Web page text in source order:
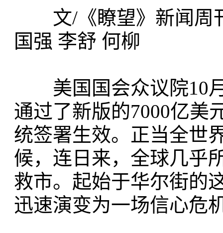
文/《瞭望》新闻周
国强 李舒 何柳
美国国会众议院10月
通过了新版的7000亿美
统签署生效。正当全世
候，连日来，全球几乎
救市。起始于华尔街的
迅速演变为一场信心危